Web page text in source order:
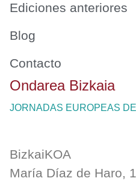
Ondarea Bizkaia
JORNADAS EUROPEAS
BizkaiKOA
María Díaz de Haro,
Ediciones anteriores
Blog
Contacto